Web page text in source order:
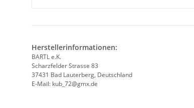
Herstellerinformationen:
BARTL e.K.
Scharzfelder Strasse 83
37431 Bad Lauterberg, Deutschland
E-Mail: kub_72@gmx.de